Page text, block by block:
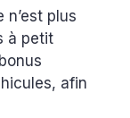
n’est plus
à petit
afin